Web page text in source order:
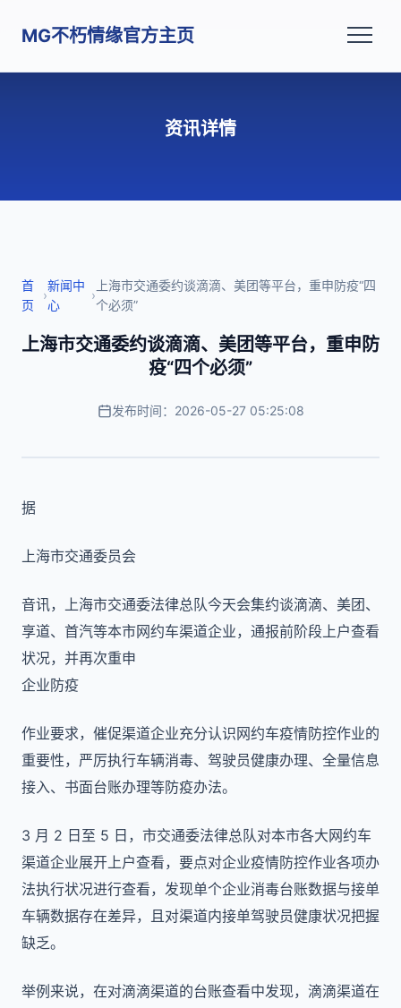
MG不朽情缘官方主页
资讯详情
首
页
›
新闻中
心
›
上海市交通委约谈滴滴、美团等平台，重申防疫“四
个必须”
上海市交通委约谈滴滴、美团等平台，重申防
疫“四个必须”
发布时间：2026-05-27 05:25:08
据
上海市交通委员会
音讯，上海市交通委法律总队今天会集约谈滴滴、美团、
享道、首汽等本市网约车渠道企业，通报前阶段上户查看
状况，并再次重申
企业防疫
作业要求，催促渠道企业充分认识网约车疫情防控作业的
重要性，严厉执行车辆消毒、驾驶员健康办理、全量信息
接入、书面台账办理等防疫办法。
3 月 2 日至 5 日，市交通委法律总队对本市各大网约车
渠道企业展开上户查看，要点对企业疫情防控作业各项办
法执行状况进行查看，发现单个企业消毒台账数据与接单
车辆数据存在差异，且对渠道内接单驾驶员健康状况把握
缺乏。
举例来说，在对滴滴渠道的台账查看中发现，滴滴渠道在